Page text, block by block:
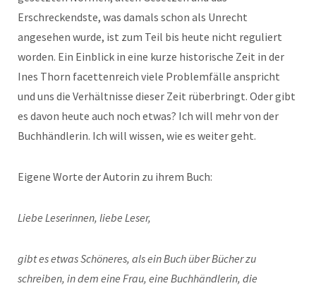
Erschreckendste, was damals schon als Unrecht
angesehen wurde, ist zum Teil bis heute nicht reguliert
worden. Ein Einblick in eine kurze historische Zeit in der
Ines Thorn facettenreich viele Problemfälle anspricht
und uns die Verhältnisse dieser Zeit rüberbringt. Oder gibt
es davon heute auch noch etwas? Ich will mehr von der
Buchhändlerin. Ich will wissen, wie es weiter geht.
Eigene Worte der Autorin zu ihrem Buch:
Liebe Leserinnen, liebe Leser,
gibt es etwas Schöneres, als ein Buch über Bücher zu
schreiben, in dem eine Frau, eine Buchhändlerin, die